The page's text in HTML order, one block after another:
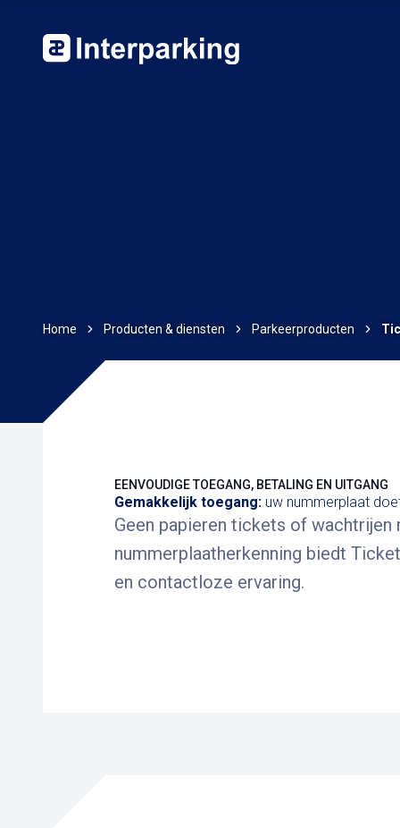
Home Producten & diensten Parkeerproducten
Gemakkelijk toegang: uw nummerplaat
EENVOUDIGE TOEGANG, BETALING EN UITGANG
Geen papieren tickets of wachtrijen
nummerplaatherkenning biedt
en contactloze ervaring.